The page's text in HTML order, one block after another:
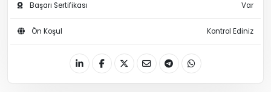
Başarı Sertifikası Var
Ön Koşul Kontrol Ediniz